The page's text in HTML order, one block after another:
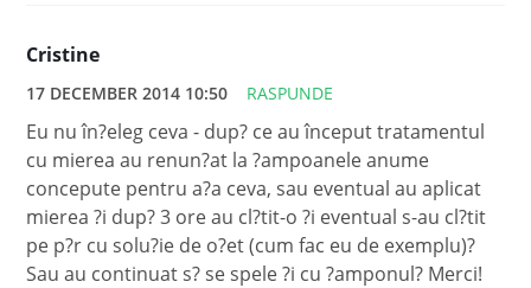
Cristine
17 DECEMBER 2014 10:50 RASPUNDE
Eu nu în?eleg ceva - dup? ce au început tratamentul
cu mierea au renun?at la ?ampoanele anume
concepute pentru a?a ceva, sau eventual au aplicat
mierea ?i dup? 3 ore au cl?tit-o ?i eventual s-au cl?tit
pe p?r cu solu?ie de o?et (cum fac eu de exemplu)?
Sau au continuat s? se spele ?i cu ?amponul? Merci!